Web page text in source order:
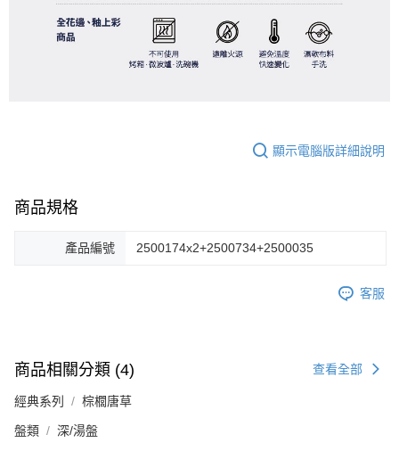
顯示電腦版詳細說明
商品規格
產品編號 2500174x2+2500734+2500035
客服
商品相關分類 (4) 查看全部
經典系列 棕櫚唐草
盤類 深/湯盤